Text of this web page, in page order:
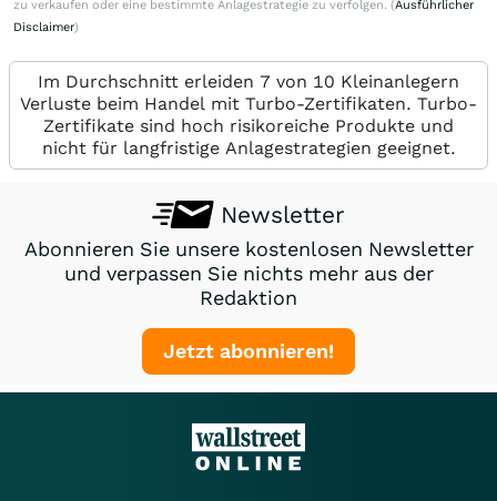
zu verkaufen oder eine bestimmte Anlagestrategie zu verfolgen. (Ausführlicher
Disclaimer)
Im Durchschnitt erleiden 7 von 10 Kleinanlegern
Verluste beim Handel mit Turbo-Zertifikaten. Turbo-
Zertifikate sind hoch risikoreiche Produkte und
nicht für langfristige Anlagestrategien geeignet.
Newsletter
Abonnieren Sie unsere kostenlosen Newsletter
und verpassen Sie nichts mehr aus der
Redaktion
Jetzt abonnieren!